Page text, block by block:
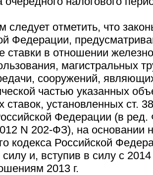
следует отметить, что
Федерации,
ставки в отношении
магистральных
сооружений,
частью указанных
ставок, установленных ст.
Федерации (в ред.
N 202-ФЗ), на основании
кодекса Российской
и, вступив в силу с 2014
2013 г.